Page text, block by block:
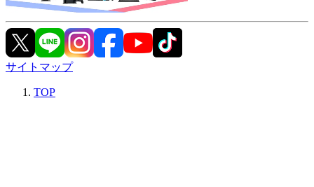
サイトマップ
TOP